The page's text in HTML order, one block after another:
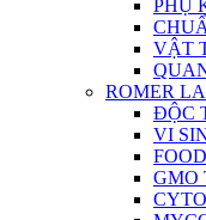
PHỤ
VẬT
ROMER
ĐỘC
VI
GMO